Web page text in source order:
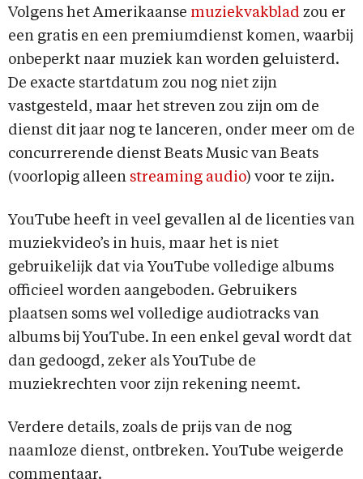
Volgens het Amerikaanse muziekvakblad zou er
een gratis en een premiumdienst komen, waarbij
onbeperkt naar muziek kan worden geluisterd.
De exacte startdatum zou nog niet zijn
vastgesteld, maar het streven zou zijn om de
dienst dit jaar nog te lanceren, onder meer om de
concurrerende dienst Beats Music van Beats
(voorlopig alleen streaming audio) voor te zijn.
YouTube heeft in veel gevallen al de licenties van
muziekvideo’s in huis, maar het is niet
gebruikelijk dat via YouTube volledige albums
officieel worden aangeboden. Gebruikers
plaatsen soms wel volledige audiotracks van
albums bij YouTube. In een enkel geval wordt dat
dan gedoogd, zeker als YouTube de
muziekrechten voor zijn rekening neemt.
Verdere details, zoals de prijs van de nog
naamloze dienst, ontbreken. YouTube weigerde
commentaar.